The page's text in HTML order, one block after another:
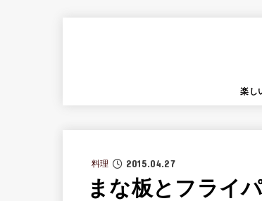
楽し
料理 2015.04.27
まな板とフライ